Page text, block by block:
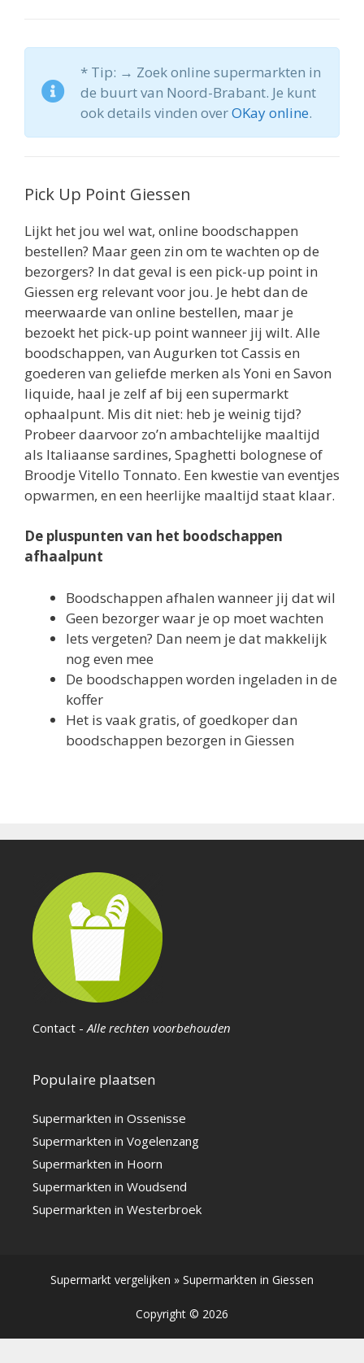
* Tip: → Zoek online supermarkten in
de buurt van Noord-Brabant. Je kunt
ook details vinden overOKay online.
Pick Up Point Giessen
Lijkt het jou wel wat, online boodschappen
bestellen? Maar geen zin om te wachten op de
bezorgers? In dat geval is een pick-up point in
Giessen erg relevant voor jou. Je hebt dan de
meerwaarde van online bestellen, maar je
bezoekt het pick-up point wanneer jij wilt. Alle
boodschappen, van Augurken tot Cassis en
goederen van geliefde merken als Yoni en Savon
liquide, haal je zelf af bij een supermarkt
ophaalpunt. Mis dit niet: heb je weinig tijd?
Probeer daarvoor zo’n ambachtelijke maaltijd
als Italiaanse sardines, Spaghetti bolognese of
Broodje Vitello Tonnato. Een kwestie van eventjes
opwarmen, en een heerlijke maaltijd staat klaar.
De pluspunten van het boodschappen
afhaalpunt
Boodschappen afhalen wanneer jij dat wil
Geen bezorger waar je op moet wachten
Iets vergeten? Dan neem je dat makkelijk
nog even mee
De boodschappen worden ingeladen in de
koffer
Het is vaak gratis, of goedkoper dan
boodschappen bezorgen in Giessen
Contact -Alle rechten voorbehouden
Populaire plaatsen
Supermarkten in Ossenisse
Supermarkten in Vogelenzang
Supermarkten in Hoorn
Supermarkten in Woudsend
Supermarkten in Westerbroek
Supermarkt vergelijken » Supermarkten in Giessen
Copyright © 2026